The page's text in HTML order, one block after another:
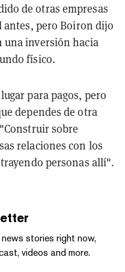
de otras empresas
antes, pero Boiron dijo
una inversión hacia
físico.
para pagos, pero
dependes de otra
sobre
relaciones con los
personas allí".
stories right now,
videos and more.